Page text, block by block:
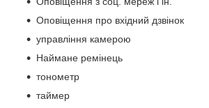
Оповіщення про вхідний дзвінок
управління камерою
Наймане ремінець
тонометр
таймер